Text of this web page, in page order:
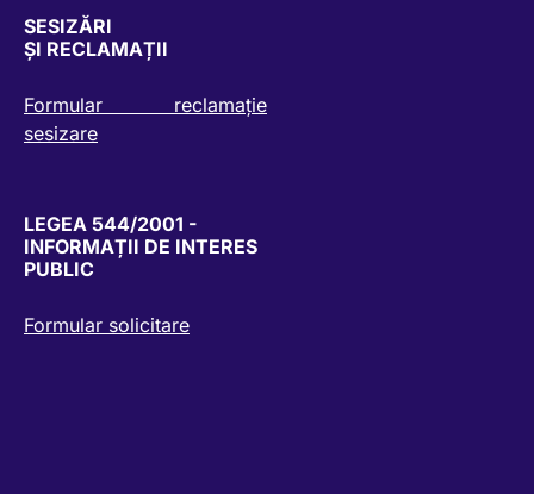
SESIZĂRI
ȘI RECLAMAȚII
Formular reclamație
sesizare
LEGEA 544/2001 -
INFORMAȚII DE INTERES
PUBLIC
Formular solicitare